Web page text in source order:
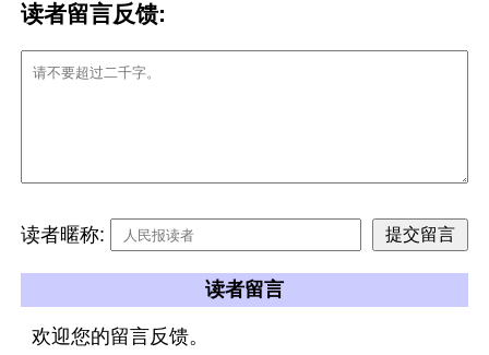
读者留言反馈:
读者暱称:
读者留言
欢迎您的留言反馈。